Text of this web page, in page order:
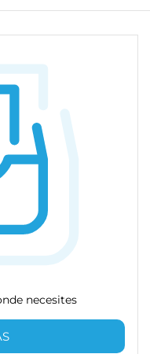
necesites